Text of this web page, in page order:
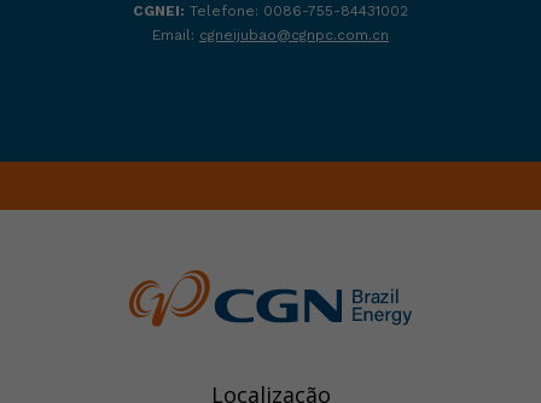
CGNEI: Telefone: 0086-755-84431002
Email: cgneijubao@cgnpc.com.cn
Localização